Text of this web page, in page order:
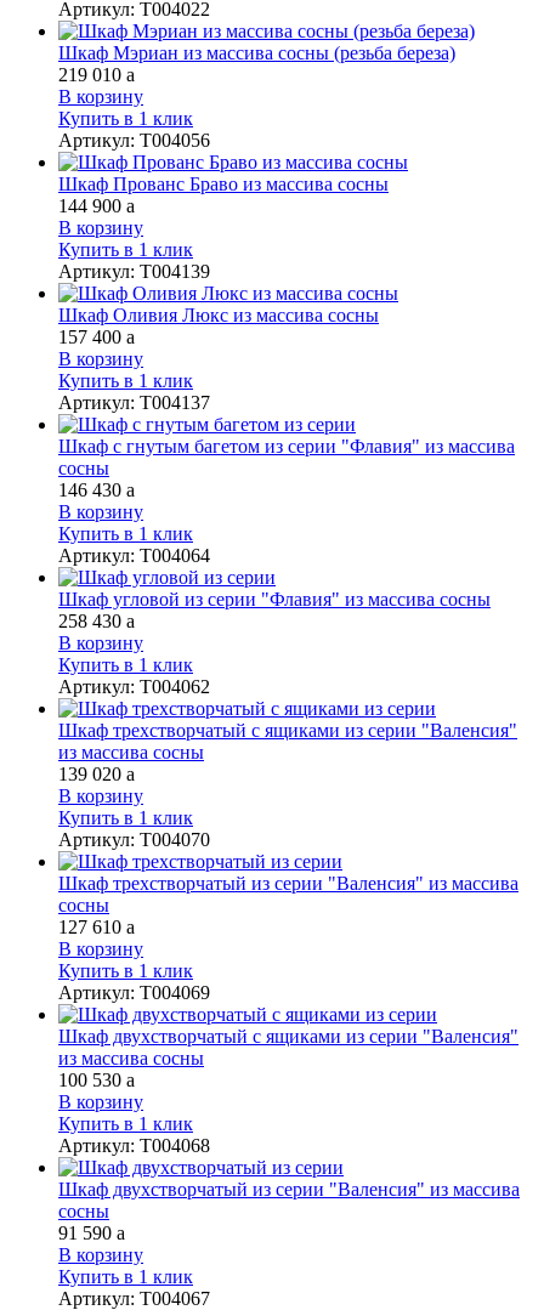
Артикул: Т004022
Шкаф Мэриан из массива сосны (резьба береза)
219 010 a
В корзину
Купить в 1 клик
Артикул: Т004056
Шкаф Прованс Браво из массива сосны
144 900 a
В корзину
Купить в 1 клик
Артикул: Т004139
Шкаф Оливия Люкс из массива сосны
157 400 a
В корзину
Купить в 1 клик
Артикул: Т004137
Шкаф с гнутым багетом из серии "Флавия" из массива
сосны
146 430 a
В корзину
Купить в 1 клик
Артикул: Т004064
Шкаф угловой из серии "Флавия" из массива сосны
258 430 a
В корзину
Купить в 1 клик
Артикул: Т004062
Шкаф трехстворчатый с ящиками из серии "Валенсия"
из массива сосны
139 020 a
В корзину
Купить в 1 клик
Артикул: Т004070
Шкаф трехстворчатый из серии "Валенсия" из массива
сосны
127 610 a
В корзину
Купить в 1 клик
Артикул: Т004069
Шкаф двухстворчатый с ящиками из серии "Валенсия"
из массива сосны
100 530 a
В корзину
Купить в 1 клик
Артикул: Т004068
Шкаф двухстворчатый из серии "Валенсия" из массива
сосны
91 590 a
В корзину
Купить в 1 клик
Артикул: Т004067